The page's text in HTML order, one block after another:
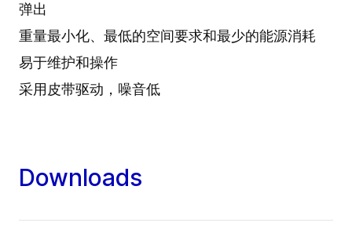
弹出
重量最小化、最低的空间要求和最少的能源消耗
易于维护和操作
采用皮带驱动，噪音低
Downloads